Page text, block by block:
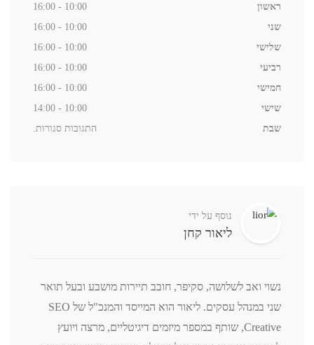
ראשון
10:00 - 16:00
שני
10:00 - 16:00
שלישי
10:00 - 16:00
רביעי
10:00 - 16:00
חמישי
10:00 - 16:00
שישי
10:00 - 14:00
שבת
התגובות סגורות.
נוסף על ידי
ליאור קחן
נשוי ואב לשלושה, סקיפר, חובב תיירות מושבע ובעל תואר
שני במנהל עסקים. ליאור הוא המייסד והמנכ"ל של SEO
Creative, שותף במספר מיזמים דיגיטליים, מרצה ויועץ